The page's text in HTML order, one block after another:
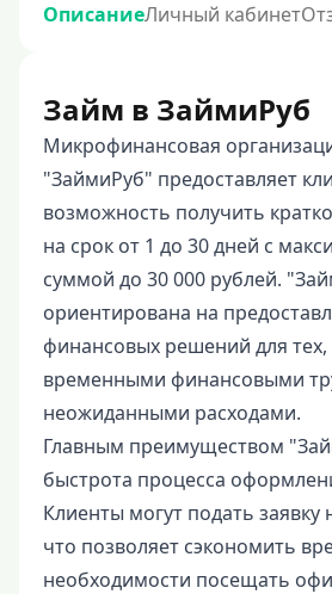
ОписаниеЛичный кабинет
Займ в ЗаймиРуб
Микрофинансовая
"ЗаймиРуб" предоставляет
возможность получить
на срок от 1 до 30 дней с
суммой до 30 000 рублей.
ориентирована на
финансовых решений для тех,
временными финансовыми
неожиданными расходами.
Главным преимуществом
быстрота процесса
Клиенты могут подать заявку
что позволяет сэкономить
необходимости посещать